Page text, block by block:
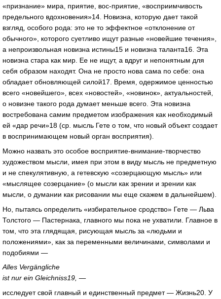
«признание» мира, приятие, вос-приятие, «восприимчивость
предельного вдохновения»14. Новизна, которую дает такой
взгляд, особого рода: это не то эффектное «отклонение от
обычного», которого суетливо ищут разные «новейшие течения»,
а непроизвольная новизна истины15 и новизна таланта16. Эта
новизна стара как мир. Ее не ищут, а вдруг и непонятным для
себя образом находят. Она не просто нова сама по себе: она
обладает обновляющей силой17. Время, одержимое ценностью
всего «новейшего», всех «новостей», «новинок», актуальностей,
о новизне такого рода думает меньше всего. Эта новизна
востребована самим предметом изображения как необходимый
ей «дар речи»18 (ср. мысль Гете о том, что новый объект создает
в воспринимающем новый орган восприятия).
Можно назвать это особое восприятие-внимание-творчество
художеством мысли, имея при этом в виду мысль не предметную
и не спекулятивную, а гетевскую «созерцающую мысль» или
«мыслящее созерцание» (о мысли как зрении и зрении как
мысли, о думании как рисовании мы еще скажем в дальнейшем).
Но, пытаясь определить «избирательное сродство» Гете — Льва
Толстого — Пастернака, главного мы пока не ухватили. Главное в
том, что эта глядящая, рисующая мысль за «людьми и
положениями», как за переменными величинами, символами и
подобиями —
Alles Vergängliche
ist nur ein Gleichniss19, —
исследует свой главный и единственный предмет — Жизнь20. У